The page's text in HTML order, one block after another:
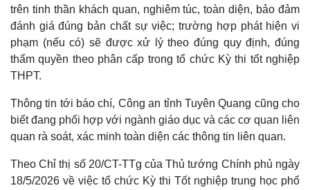
Tỷ giá
Chứng khoán
Giá cà phê
trên tinh thần khách quan, nghiêm túc, toàn diện, bảo đảm
đánh giá đúng bản chất sự việc; trường hợp phát hiện vi
phạm (nếu có) sẽ được xử lý theo đúng quy định, đúng
thẩm quyền theo phân cấp trong tổ chức Kỳ thi tốt nghiệp
THPT.
Thông tin tới báo chí, Công an tỉnh Tuyên Quang cũng cho
biết đang phối hợp với ngành giáo dục và các cơ quan liên
quan rà soát, xác minh toàn diện các thông tin liên quan.
Theo Chỉ thị số 20/CT-TTg của Thủ tướng Chính phủ ngày
18/5/2026 về việc tổ chức Kỳ thi Tốt nghiệp trung học phổ